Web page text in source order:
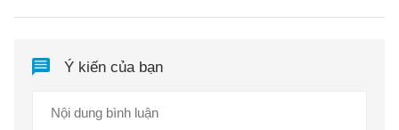
Ý kiến của bạn